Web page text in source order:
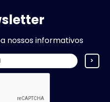
nossos informativos
>